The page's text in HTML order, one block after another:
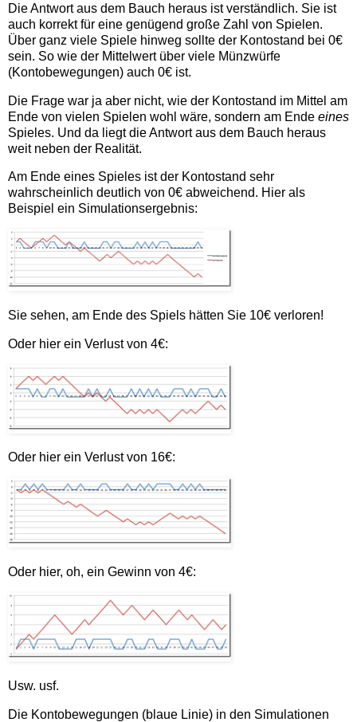
Die Antwort aus dem Bauch heraus ist verständlich. Sie ist
auch korrekt für eine genügend große Zahl von Spielen.
Über ganz viele Spiele hinweg sollte der Kontostand bei 0€
sein. So wie der Mittelwert über viele Münzwürfe
(Kontobewegungen) auch 0€ ist.
Die Frage war ja aber nicht, wie der Kontostand im Mittel am
Ende von vielen Spielen wohl wäre, sondern am Ende eines
Spieles. Und da liegt die Antwort aus dem Bauch heraus
weit neben der Realität.
Am Ende eines Spieles ist der Kontostand sehr
wahrscheinlich deutlich von 0€ abweichend. Hier als
Beispiel ein Simulationsergebnis:
Sie sehen, am Ende des Spiels hätten Sie 10€ verloren!
Oder hier ein Verlust von 4€:
Oder hier ein Verlust von 16€:
Oder hier, oh, ein Gewinn von 4€:
Usw. usf.
Die Kontobewegungen (blaue Linie) in den Simulationen